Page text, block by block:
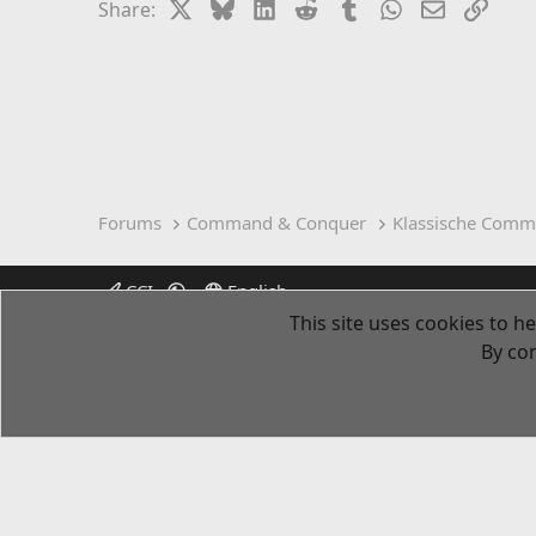
Share: BlueskyLinkedIn
Reddit TumblrWhatsApp
EmailLink
Forums Command & Conquer Klassische
CCI English
This site uses cookies to
By